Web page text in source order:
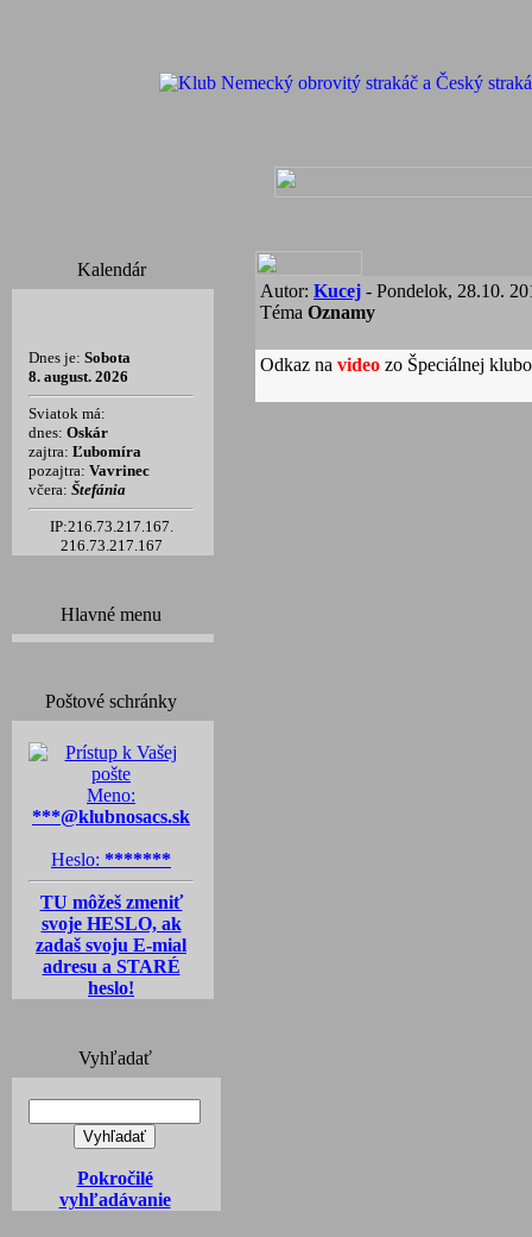
Kalendár
Dnes je: Sobota
8. august. 2026
Sviatok má:
dnes: Oskár
zajtra: Ľubomíra
pozajtra: Vavrinec
včera: Štefánia
IP:216.73.217.167.
216.73.217.167
Hlavné menu
Poštové schránky
Meno:
***@klubnosacs.sk
Heslo: *******
TU môžeš zmeniť
svoje HESLO, ak
zadaš svoju E-mial
adresu a STARÉ
heslo!
Vyhľadať
Pokročilé
vyhľadávanie
Autor: Kucej - Pondelok, 28.10.
Téma Oznamy
Odkaz na video zo Špeciálnej